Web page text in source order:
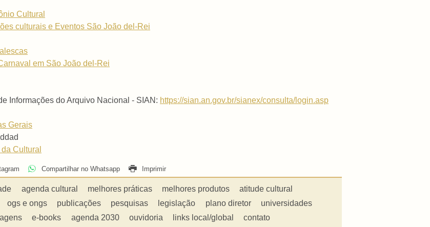
Cultural
culturais e Eventos São João del-Rei
em São João del-Rei
Informações do Arquivo Nacional - SIAN: https://sian.an.gov.br/sianex/consulta/login.asp
Gerais
Cultural
Compartilhar no Whatsapp Imprimir
agenda cultural melhores práticas melhores produtos
atitude cultural
ogs e ongs publicações pesquisas legislação plano diretor
universidades
e-books agenda 2030 ouvidoria links local/global contato